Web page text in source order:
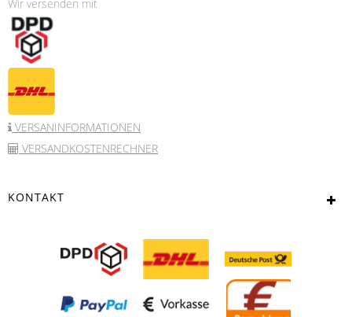
Wir versenden mit
VERSANINFORMATIONEN
VERSANDKOSTENRECHNER
KONTAKT